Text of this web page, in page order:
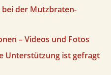
bei der Mutzbraten-
– Videos und Fotos
Unterstützung ist gefragt